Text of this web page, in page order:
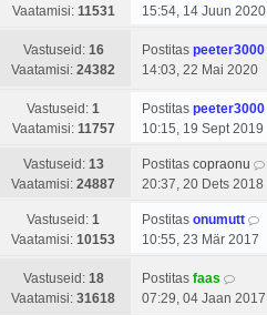
Vaatamisi: 11531
15:54, 14 Juun 2020
Vastuseid: 16
Vaatamisi: 24382
Postitas peeter3000
14:03, 22 Mai 2020
Vastuseid: 1
Vaatamisi: 11757
Postitas peeter3000
10:15, 19 Sept 2019
Vastuseid: 13
Vaatamisi: 24887
Postitas copraonu
20:37, 20 Dets 2018
Vastuseid: 1
Vaatamisi: 10153
Postitas onumutt
10:55, 23 Mär 2017
Vastuseid: 18
Vaatamisi: 31618
Postitas faas
07:29, 04 Jaan 2017